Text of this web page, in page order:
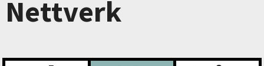
Nettverk